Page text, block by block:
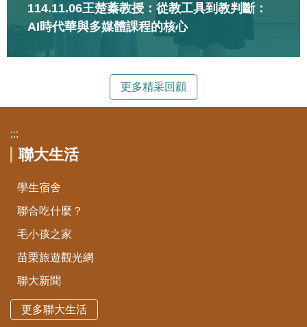
114.11.06王楚蓁教授：從教工具到教判斷：
AI時代華與多媒體課程的核心
更多精采回顧
:::
聯大生活
學生宿舍
聯合吃什麼？
毛小孩之家
苗栗旅遊觀光網
聯大新聞
更多聯大生活